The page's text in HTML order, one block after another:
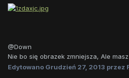
@Down
Nie bo się obrazek zmniejsza, Ale
Edytowano Grudzień 27, 2013 przez